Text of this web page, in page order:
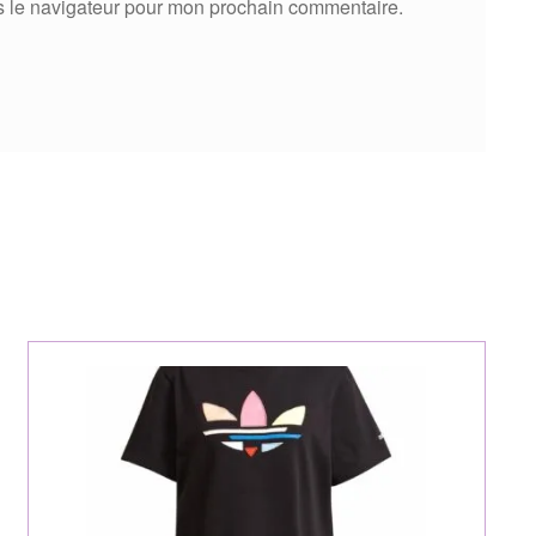
navigateur pour mon prochain commentaire.